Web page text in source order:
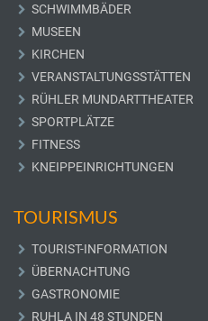
SCHWIMMBÄDER
MUSEEN
KIRCHEN
VERANSTALTUNGSSTÄTTEN
RÜHLER MUNDARTTHEATER
SPORTPLÄTZE
FITNESS
KNEIPPEINRICHTUNGEN
TOURISMUS
TOURIST-INFORMATION
ÜBERNACHTUNG
GASTRONOMIE
RUHLA IN 48 STUNDEN